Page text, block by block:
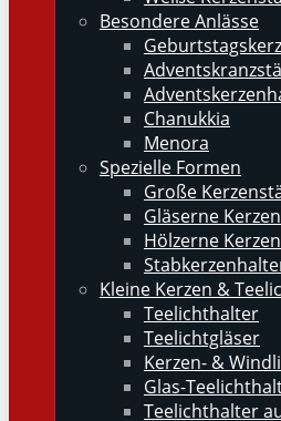
Besondere Anlässe
Chanukkia
Menora
Spezielle Formen
Große
Gläserne
Hölzerne
Kleine Kerzen &
Teelichthalter
Teelichtgläser
Kerzen- &
Glas-
Teelichthalter